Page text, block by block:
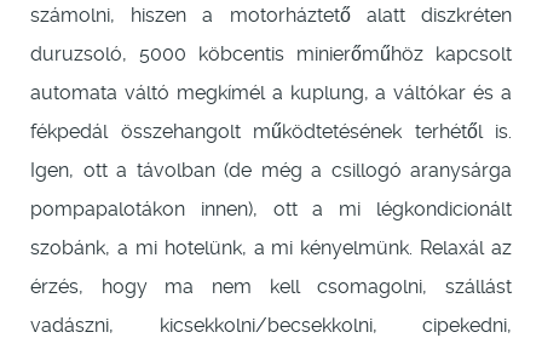
számolni, hiszen a motorháztető alatt diszkréten
duruzsoló, 5000 köbcentis minierőműhöz kapcsolt
automata váltó megkímél a kuplung, a váltókar és a
fékpedál összehangolt működtetésének terhétől is.
Igen, ott a távolban (de még a csillogó aranysárga
pompapalotákon innen), ott a mi légkondicionált
szobánk, a mi hotelünk, a mi kényelmünk. Relaxál az
érzés, hogy ma nem kell csomagolni, szállást
vadászni, kicsekkolni/becsekkolni, cipekedni,